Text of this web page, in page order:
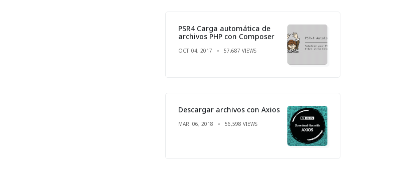
PSR4 Carga automática de
archivos PHP con Composer
OCT. 04, 2017 57,687 VIEWS
Descargar archivos con Axios
MAR. 06, 2018 56,598 VIEWS